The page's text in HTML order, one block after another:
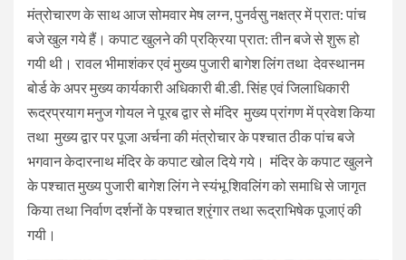
मंत्रोचारण के साथ आज सोमवार मेष लग्न, पुनर्वसु नक्षत्र में प्रात: पांच
बजे खुल गये हैं। कपाट खुलने की प्रक्रिया प्रात: तीन बजे से शुरू हो
गयी थी। रावल भीमाशंकर एवं मुख्य पुजारी बागेश लिंग तथा देवस्थानम
बोर्ड के अपर मुख्य कार्यकारी अधिकारी बी.डी. सिंह एवं जिलाधिकारी
रूद्रप्रयाग मनुज गोयल ने पूरब द्वार से मंदिर मुख्य प्रांगण में प्रवेश किया
तथा मुख्य द्वार पर पूजा अर्चना की मंत्रोचार के पश्चात ठीक पांच बजे
भगवान केदारनाथ मंदिर के कपाट खोल दिये गये। मंदिर के कपाट खुलने
के पश्चात मुख्य पुजारी बागेश लिंग ने स्यंभू शिवलिंग को समाधि से जागृत
किया तथा निर्वाण दर्शनों के पश्चात श्रृंगार तथा रूद्राभिषेक पूजाएं की
गयी।